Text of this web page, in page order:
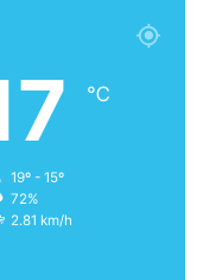
℃
19º - 15º
72%
2.81 km/h